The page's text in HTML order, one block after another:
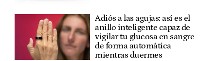
Adiós a las agujas: así es el
anillo inteligente capaz de
vigilar tu glucosa en sangre
de forma automática
mientras duermes